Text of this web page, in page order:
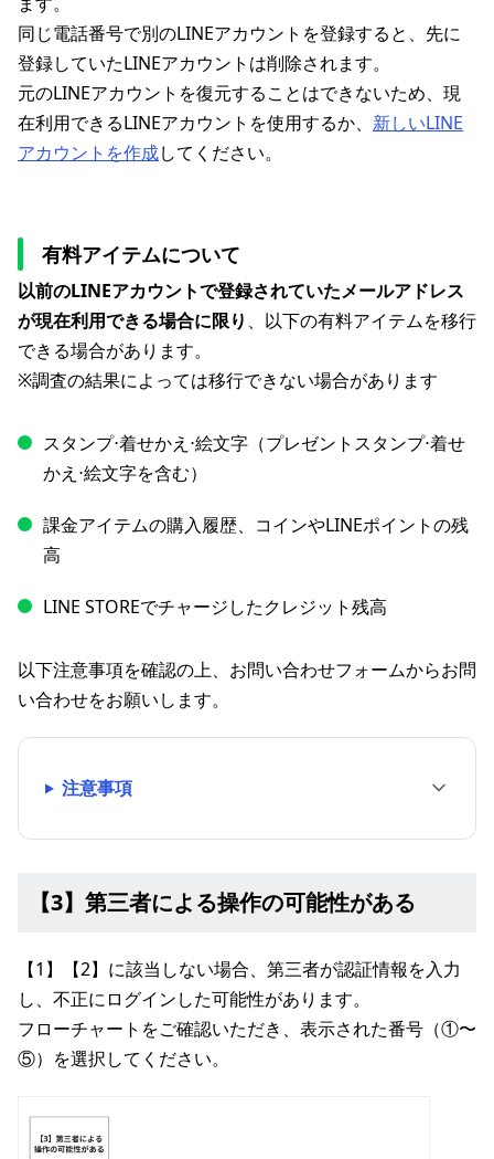
同じ電話番号で別のLINEアカウントを登録すると、先に
登録していたLINEアカウントは削除されます。
元のLINEアカウントを復元することはできないため、現
在利用できるLINEアカウントを使用するか、 新しいLINE
アカウントを作成してください。
有料アイテムについて
以前のLINEアカウントで登録されていたメールアドレス
が現在利用できる場合に限り 、以下の有料アイテムを移行
できる場合があります。
※調査の結果によっては移行できない場合があります
スタンプ⋅着せかえ⋅絵文字（プレゼントスタンプ⋅着せ
かえ⋅絵文字を含む）
課金アイテムの購入履歴、コインやLINEポイントの残
高
LINE STOREでチャージしたクレジット残高
以下注意事項を確認の上、お問い合わせフォームからお問
い合わせをお願いします。
注意事項
【3】第三者による操作の可能性がある
【1】【2】に該当しない場合、第三者が認証情報を入力
し、不正にログインした可能性があります。
フローチャートをご確認いただき、表示された番号（①〜
⑤）を選択してください。